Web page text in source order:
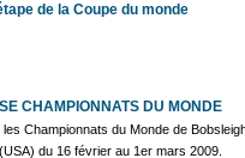
de la Coupe du monde
CHAMPIONNATS DU MONDE
Championnats du Monde de
du 16 février au 1er mars 2009.